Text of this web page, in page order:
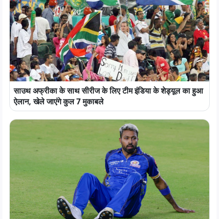
साउथ अफ्रीका के साथ सीरीज के लिए टीम इंडिया के शेड्यूल का हुआ
ऐलान, खेले जाएंगे कुल 7 मुकाबले